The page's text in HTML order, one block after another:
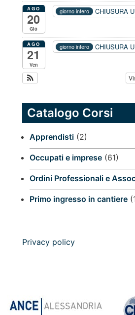
AGO
20
Gio
giorno intero CHIUSURA
AGO
21
Ven
giorno intero CHIUSURA
Catalogo Corsi
Apprendisti(2)
Occupati e imprese(61)
Ordini Professionali e
Primo ingresso in cantiere
Privacy policy